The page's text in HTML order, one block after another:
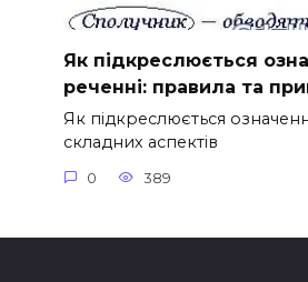
Як підкреслюється
реченні: правила та
Як підкреслюється
складних аспектів
0 389